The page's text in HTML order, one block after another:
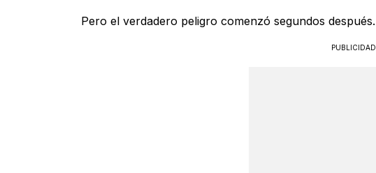
Pero el verdadero peligro comenzó segundos después.
PUBLICIDAD